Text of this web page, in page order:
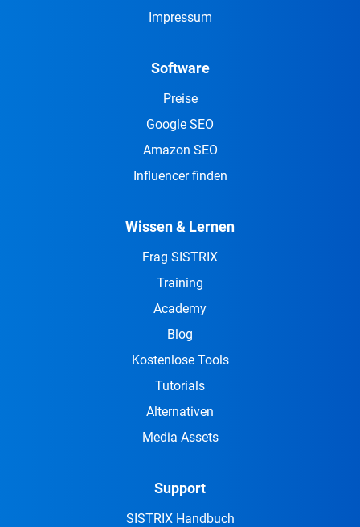
Impressum
Software
Preise
Google SEO
Amazon SEO
Influencer finden
Wissen & Lernen
Frag SISTRIX
Training
Academy
Blog
Kostenlose Tools
Tutorials
Alternativen
Media Assets
Support
SISTRIX Handbuch